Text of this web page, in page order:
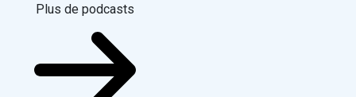
Plus de podcasts